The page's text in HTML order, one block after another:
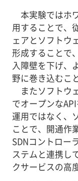
本実験ではホ
用することで、
ェアとソフトウ
形成することで
入障壁を下げ、
野に巻き込むこ
またソフトウ
でオープンな
運用ではなく、
ことで、開通作
SDNコントロー
ステムと連携し
クサービスの高